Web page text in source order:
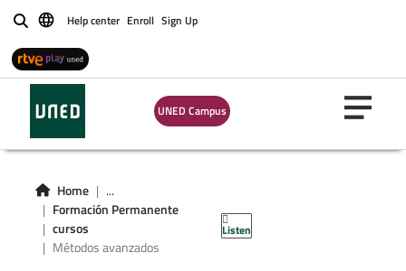
BuscarHelp center Enroll Sign Up
UNED Campus
Home
...
Formación Permanente
cursos
Métodos avanzados
Listen
METODOS
AVANZADOS DE
ESTADISTICA
APLICADA